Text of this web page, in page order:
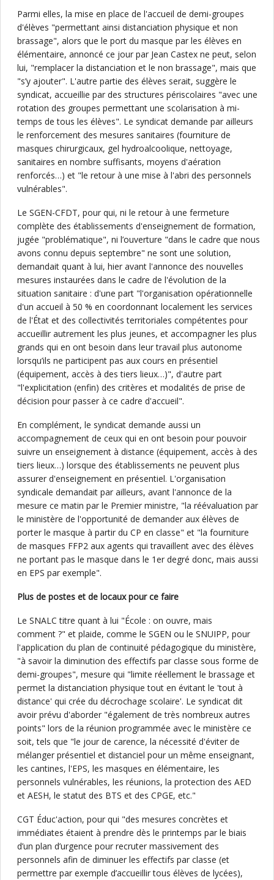
Parmi elles, la mise en place de l'accueil de demi-groupes
d'élèves "permettant ainsi distanciation physique et non
brassage", alors que le port du masque par les élèves en
élémentaire, annoncé ce jour par Jean Castex ne peut, selon
lui, "remplacer la distanciation et le non brassage", mais que
"s’y ajouter". L'autre partie des élèves serait, suggère le
syndicat, accueillie par des structures périscolaires "avec une
rotation des groupes permettant une scolarisation à mi-
temps de tous les élèves". Le syndicat demande par ailleurs
le renforcement des mesures sanitaires (fourniture de
masques chirurgicaux, gel hydroalcoolique, nettoyage,
sanitaires en nombre suffisants, moyens d'aération
renforcés…) et "le retour à une mise à l'abri des personnels
vulnérables".
Le SGEN-CFDT, pour qui, ni le retour à une fermeture
complète des établissements d'enseignement de formation,
jugée "problématique", ni l’ouverture "dans le cadre que nous
avons connu depuis septembre" ne sont une solution,
demandait quant à lui, hier avant l'annonce des nouvelles
mesures instaurées dans le cadre de l'évolution de la
situation sanitaire : d'une part "l'organisation opérationnelle
d'un accueil à 50 % en coordonnant localement les services
de l'État et des collectivités territoriales compétentes pour
accueillir autrement les plus jeunes, et accompagner les plus
grands qui en ont besoin dans leur travail plus autonome
lorsqu’ils ne participent pas aux cours en présentiel
(équipement, accès à des tiers lieux…)", d'autre part
"l'explicitation (enfin) des critères et modalités de prise de
décision pour passer à ce cadre d'accueil".
En complément, le syndicat demande aussi un
accompagnement de ceux qui en ont besoin pour pouvoir
suivre un enseignement à distance (équipement, accès à des
tiers lieux…) lorsque des établissements ne peuvent plus
assurer d'enseignement en présentiel. L'organisation
syndicale demandait par ailleurs, avant l'annonce de la
mesure ce matin par le Premier ministre, "la réévaluation par
le ministère de l'opportunité de demander aux élèves de
porter le masque à partir du CP en classe" et "la fourniture
de masques FFP2 aux agents qui travaillent avec des élèves
ne portant pas le masque dans le 1er degré donc, mais aussi
en EPS par exemple".
Plus de postes et de locaux pour ce faire
Le SNALC titre quant à lui "École : on ouvre, mais
comment ?" et plaide, comme le SGEN ou le SNUIPP, pour
l'application du plan de continuité pédagogique du ministère,
"à savoir la diminution des effectifs par classe sous forme de
demi-groupes", mesure qui "limite réellement le brassage et
permet la distanciation physique tout en évitant le 'tout à
distance' qui crée du décrochage scolaire'. Le syndicat dit
avoir prévu d'aborder "également de très nombreux autres
points" lors de la réunion programmée avec le ministère ce
soit, tels que "le jour de carence, la nécessité d'éviter de
mélanger présentiel et distanciel pour un même enseignant,
les cantines, l'EPS, les masques en élémentaire, les
personnels vulnérables, les réunions, la protection des AED
et AESH, le statut des BTS et des CPGE, etc."
CGT Éduc'action, pour qui "des mesures concrètes et
immédiates étaient à prendre dès le printemps par le biais
d’un plan d’urgence pour recruter massivement des
personnels afin de diminuer les effectifs par classe (et
permettre par exemple d’accueillir tous élèves de lycées),